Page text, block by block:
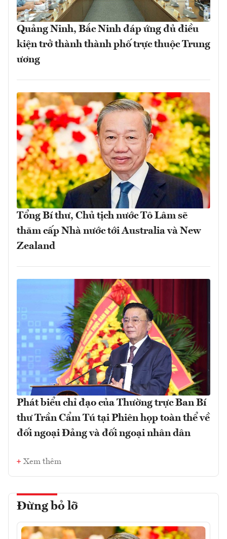
Quảng Ninh, Bắc Ninh đáp ứng đủ điều
kiện trở thành thành phố trực thuộc Trung
ương
Tổng Bí thư, Chủ tịch nước Tô Lâm sẽ
thăm cấp Nhà nước tới Australia và New
Zealand
Phát biểu chỉ đạo của Thường trực Ban Bí
thư Trần Cẩm Tú tại Phiên họp toàn thể về
đối ngoại Đảng và đối ngoại nhân dân
Xem thêm
Đừng bỏ lỡ